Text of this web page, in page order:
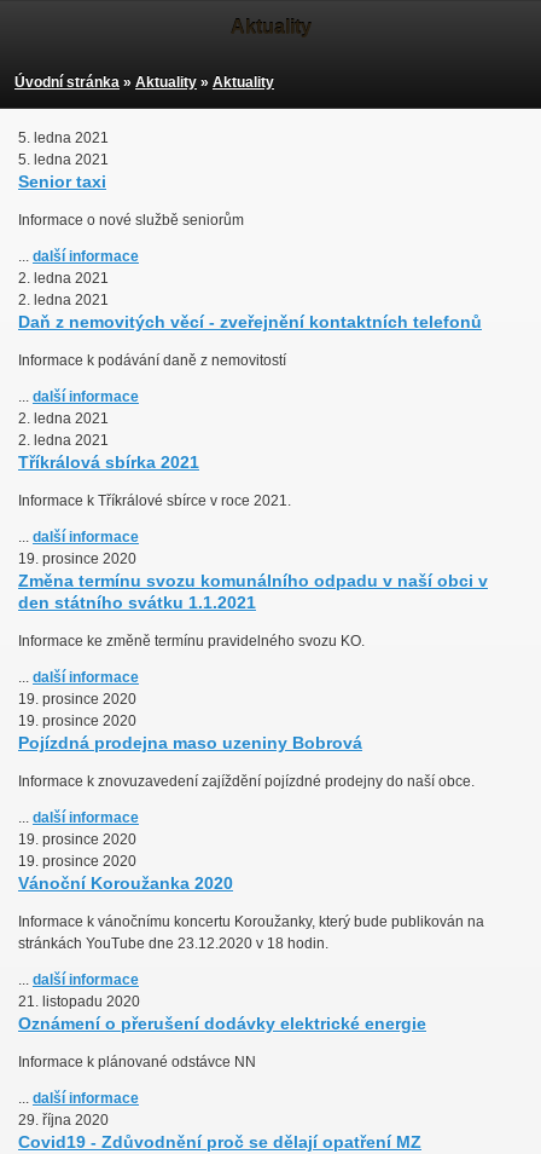
Aktuality
Úvodní stránka » Aktuality » Aktuality
5. ledna 2021
5. ledna 2021
Senior taxi
Informace o nové službě seniorům
... další informace
2. ledna 2021
2. ledna 2021
Daň z nemovitých věcí - zveřejnění kontaktních telefonů
Informace k podávání daně z nemovitostí
... další informace
2. ledna 2021
2. ledna 2021
Tříkrálová sbírka 2021
Informace k Tříkrálové sbírce v roce 2021.
... další informace
19. prosince 2020
Změna termínu svozu komunálního odpadu v naší obci v
den státního svátku 1.1.2021
Informace ke změně termínu pravidelného svozu KO.
... další informace
19. prosince 2020
19. prosince 2020
Pojízdná prodejna maso uzeniny Bobrová
Informace k znovuzavedení zajíždění pojízdné prodejny do naší obce.
... další informace
19. prosince 2020
19. prosince 2020
Vánoční Koroužanka 2020
Informace k vánočnímu koncertu Koroužanky, který bude publikován na
stránkách YouTube dne 23.12.2020 v 18 hodin.
... další informace
21. listopadu 2020
Oznámení o přerušení dodávky elektrické energie
Informace k plánované odstávce NN
... další informace
29. října 2020
Covid19 - Zdůvodnění proč se dělají opatření MZ